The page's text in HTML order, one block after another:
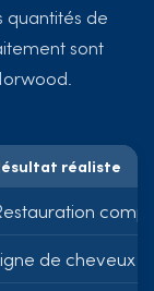
quantités de
sont
réaliste
de cheveux